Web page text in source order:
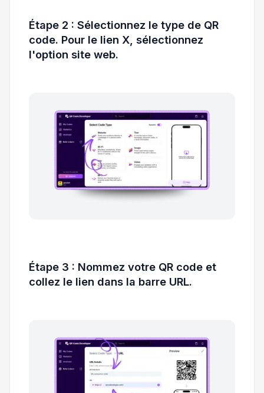
Étape 2 : Sélectionnez le type de QR
code. Pour le lien X, sélectionnez
l'option site web.
Étape 3 : Nommez votre QR code et
collez le lien dans la barre URL.